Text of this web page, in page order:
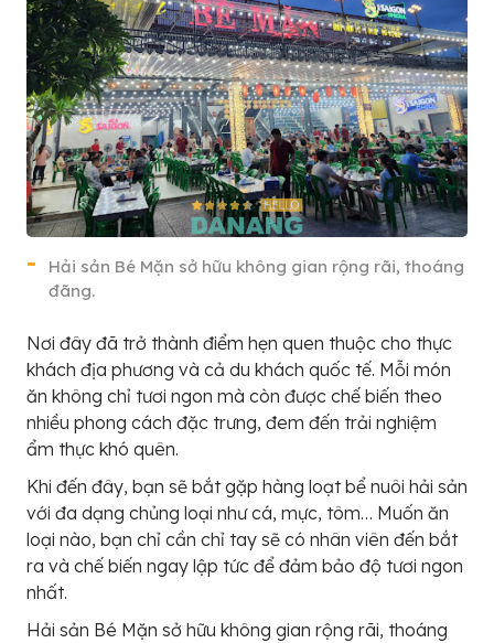
Hải sản Bé Mặn sở hữu không gian rộng rãi, thoáng
đãng.
Nơi đây đã trở thành điểm hẹn quen thuộc cho thực
khách địa phương và cả du khách quốc tế. Mỗi món
ăn không chỉ tươi ngon mà còn được chế biến theo
nhiều phong cách đặc trưng, đem đến trải nghiệm
ẩm thực khó quên.
Khi đến đây, bạn sẽ bắt gặp hàng loạt bể nuôi hải sản
với đa dạng chủng loại như cá, mực, tôm… Muốn ăn
loại nào, bạn chỉ cần chỉ tay sẽ có nhân viên đến bắt
ra và chế biến ngay lập tức để đảm bảo độ tươi ngon
nhất.
Hải sản Bé Mặn sở hữu không gian rộng rãi, thoáng